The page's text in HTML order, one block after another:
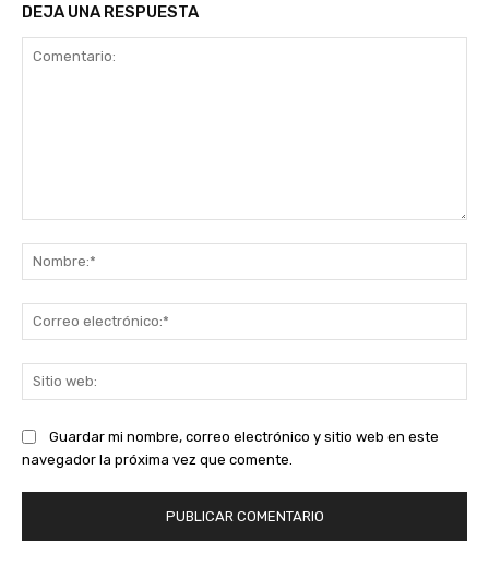
DEJA UNA RESPUESTA
Guardar mi nombre, correo electrónico y sitio web en este
navegador la próxima vez que comente.